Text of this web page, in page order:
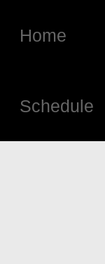
Home
Schedule